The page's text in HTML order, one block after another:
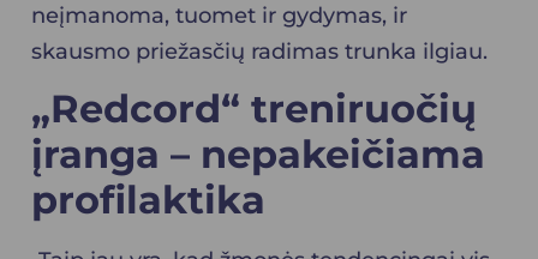
neįmanoma, tuomet ir gydymas, ir
skausmo priežasčių radimas trunka ilgiau.
„Redcord“ treniruočių
įranga – nepakeičiama
profilaktika